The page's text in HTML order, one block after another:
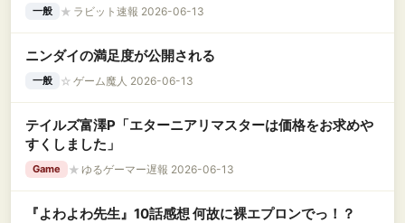
一般 ★ ラビット速報 2026-06-13
ニンダイの満足度が公開される
一般 ☆ ゲーム魔人 2026-06-13
テイルズ富澤P「エターニアリマスターは価格をお求めや
すくしました」
Game ★ ゆるゲーマー遅報 2026-06-13
『よわよわ先生』10話感想 何故に裸エプロンでっ！？